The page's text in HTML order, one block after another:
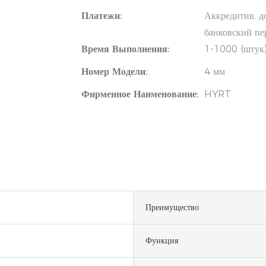
Платежи:
Аккредитив,
банковский
Время Выполнения:
1-1000
Номер Модели:
4 мм
Фирменное Наименование: HYRT
Преимущество
Функция